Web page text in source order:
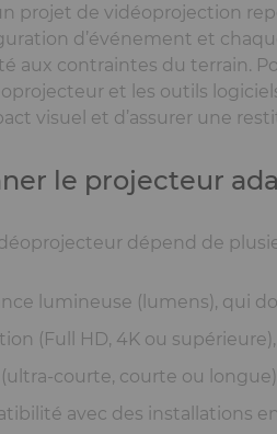
projet de vidéoprojection
d’événement et
aux contraintes du terrain.
et les outils
visuel et d’assurer une
le projecteur
dépend de
lumineuse (lumens), qui
(Full HD, 4K ou
(ultra-courte, courte ou
avec des installations